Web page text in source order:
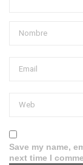
Save my name,
next time I